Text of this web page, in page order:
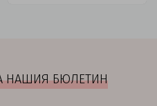
НАШИЯ БЮЛЕТИН